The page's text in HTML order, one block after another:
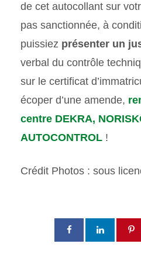
de cet autocollant sur
pas sanctionnée, à
puissiez présenter un
verbal du contrôle
sur le certificat
écoper d’une amende,
centre DEKRA,
AUTOCONTROL !
Crédit Photos : sous